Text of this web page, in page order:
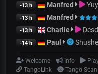
-13 h Manfred
-13 h Manfred
-13 h Charlie
-14 h Paul
Welcome Info
TangoLink
Tango Scan